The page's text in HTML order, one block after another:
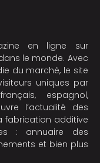
en ligne sur
le monde. Avec
du marché, le site
uniques par
espagnol,
l’actualité des
fabrication additive
: annuaire des
et bien plus